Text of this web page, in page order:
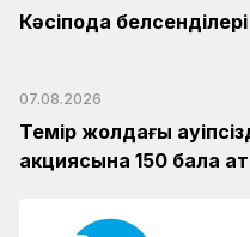
Кәсіподақ
07.08.2026
Темір жолдағы
акциясына 150 бала